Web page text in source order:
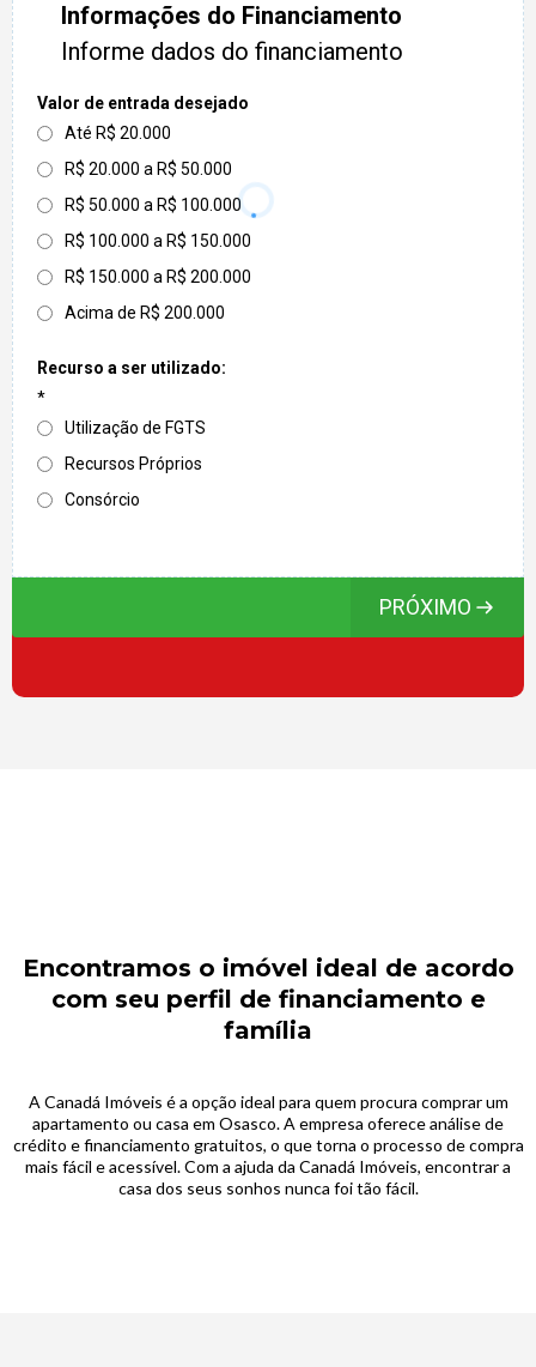
Informações do Financiamento
Informe dados do financiamento
Valor de entrada desejado
Até R$ 20.000
R$ 20.000 a R$ 50.000
R$ 50.000 a R$ 100.000
R$ 100.000 a R$ 150.000
R$ 150.000 a R$ 200.000
Acima de R$ 200.000
Recurso a ser utilizado:
*
Utilização de FGTS
Recursos Próprios
Consórcio
PRÓXIMO
Encontramos o imóvel ideal de acordo
com seu perfil de financiamento e
família
A Canadá Imóveis é a opção ideal para quem procura comprar um
apartamento ou casa em Osasco. A empresa oferece análise de
crédito e financiamento gratuitos, o que torna o processo de compra
mais fácil e acessível. Com a ajuda da Canadá Imóveis, encontrar a
casa dos seus sonhos nunca foi tão fácil.